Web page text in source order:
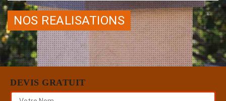
NOS REALISATIONS
DEVIS GRATUIT